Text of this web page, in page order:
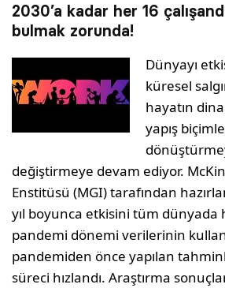
2030’a kadar her 16
bulmak zorunda!
Dünyayı
küresel
hayatın
yapış
değiştirmeye devam ediyor.
Enstitüsü (MGI) tarafından
yıl boyunca etkisini tüm dünyada
pandemi dönemi verilerinin
pandemiden önce yapılan
süreci hızlandı. Araştırma